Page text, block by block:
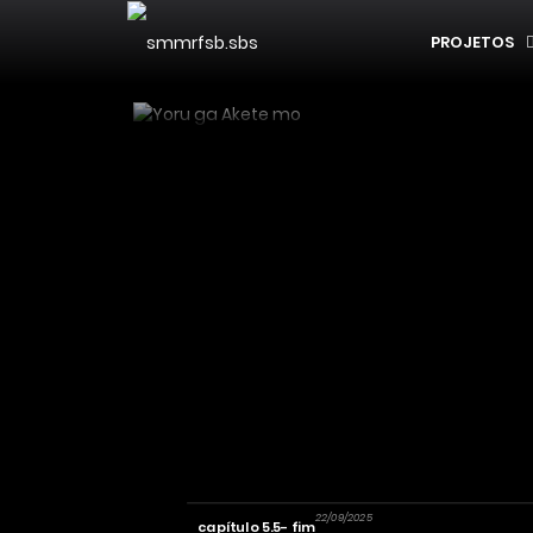
PROJETOS
capítulo 5.5- fim
22/09/2025